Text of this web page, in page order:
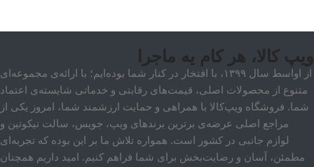
ویپ کالا، هر کام یه ماجرا
از اواسط سال ۱۳۹۹، با افتخار در کنار شما بوده‌ایم؛ با ارائه‌ی مجموعه‌ای
متنوع از محصولات اصلی، قیمت‌های رقابتی و خدماتی شایسته‌ی اعتماد
شما. فروشگاه ویپ‌کالا با همراهی و حمایت ارزشمند شما، امروز یکی از
مراجع اصلی عرضه‌ی برترین برندهای ویپ، جویس، سالت نیکوتین و
لوازم جانبی در کشور است. همواره تلاش ما بر این بوده که تجربه‌ای
مطمئن، آسان و رضایت‌بخش برای شما فراهم کنیم. امید داریم همچنان